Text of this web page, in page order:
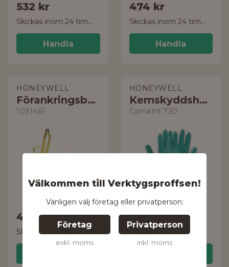
Välkommen till Verktygsproffsen!
Vänligen välj företag eller privatperson:
Företag
exkl. moms
Privatperson
inkl. moms
532 kr
Skickas inom 24 timmar!
Handla
474 kr
Skickas inom 24 timmar!
Handla
HONEYWELL
Förankringsband
1031461
484 kr
Skickas inom 24 timmar!
HONEYWELL
Kemskyddshandske
Camatril 730
nitril, flossad
72 kr